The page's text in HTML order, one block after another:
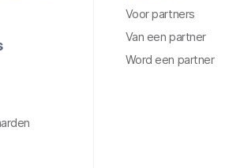
Voor partners
Van een partner
Word een partner